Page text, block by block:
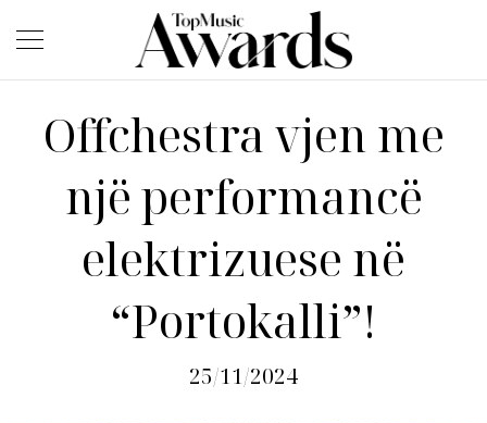
Offchestra vjen me
një performancë
elektrizuese në
“Portokalli”!
25/11/2024